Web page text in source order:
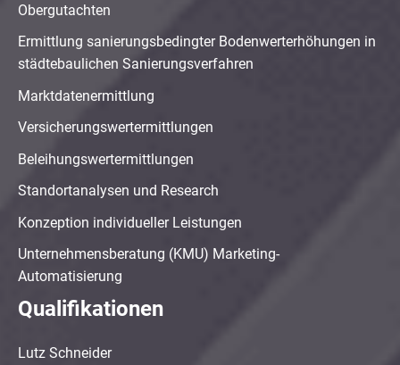
Obergutachten
Ermittlung sanierungsbedingter Bodenwerterhöhungen in
städtebaulichen Sanierungsverfahren
Marktdatenermittlung
Versicherungswertermittlungen
Beleihungswertermittlungen
Standortanalysen und Research
Konzeption individueller Leistungen
Unternehmensberatung (KMU) Marketing-
Automatisierung
Qualifikationen
Lutz Schneider